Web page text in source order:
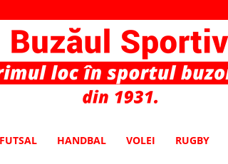
FUTSAL HANDBAL VOLEI RUGBY